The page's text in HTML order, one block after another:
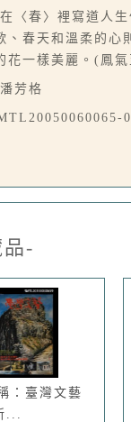
〈春〉裡寫道人
、春天和溫柔的心
花一樣美麗。(鳳
芳格
-
：臺灣文藝
...